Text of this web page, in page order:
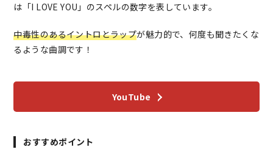
は「I LOVE YOU」のスペルの数字を表しています。
中毒性のあるイントロとラップが魅力的で、何度も聞きたくな
るような曲調です！
YouTube
おすすめポイント